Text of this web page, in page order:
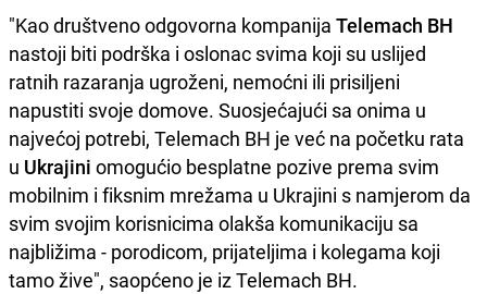
"Kao društveno odgovorna kompanija Telemach BH
nastoji biti podrška i oslonac svima koji su uslijed
ratnih razaranja ugroženi, nemoćni ili prisiljeni
napustiti svoje domove. Suosjećajući sa onima u
najvećoj potrebi, Telemach BH je već na početku rata
u Ukrajini omogućio besplatne pozive prema svim
mobilnim i fiksnim mrežama u Ukrajini s namjerom da
svim svojim korisnicima olakša komunikaciju sa
najbližima - porodicom, prijateljima i kolegama koji
tamo žive", saopćeno je iz Telemach BH.